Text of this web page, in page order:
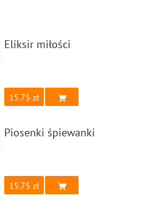
Eliksir miłości
15.75
Piosenki śpiewanki
15.75